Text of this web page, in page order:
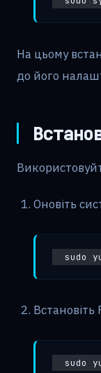
На цьому
до його
Оновіть
sudo
Встановіть
sudo